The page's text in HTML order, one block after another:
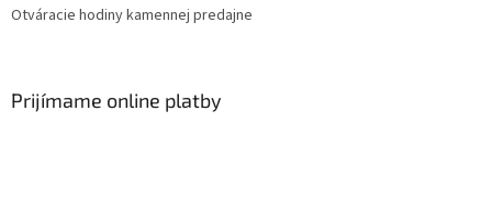
Otváracie hodiny kamennej predajne
Prijímame online platby